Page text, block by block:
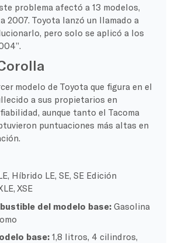
problema afectó a 13 modelos,
2007. Toyota lanzó un llamado a
pero solo se aplicó a los
modelo de Toyota que figura en el
a sus propietarios en
aunque tanto el Tacoma
puntuaciones más altas en
Híbrido LE, SE, SE Edición
XSE
del modelo base: Gasolina
base: 1,8 litros, 4 cilindros,